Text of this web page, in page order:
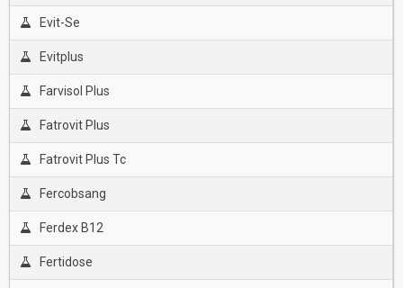
Evit-Se
Evitplus
Farvisol Plus
Fatrovit Plus
Fatrovit Plus Tc
Fercobsang
Ferdex B12
Fertidose